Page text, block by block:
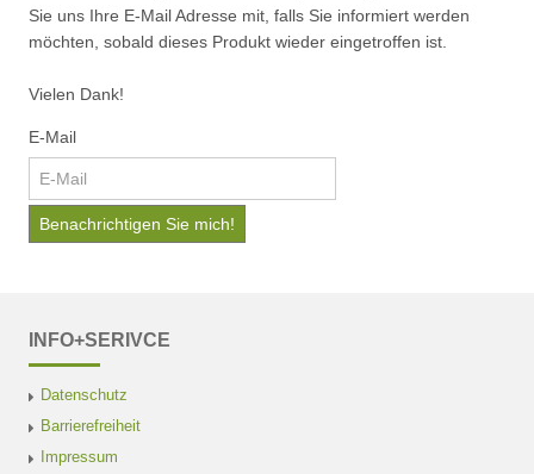
Sie uns Ihre E-Mail Adresse mit, falls Sie informiert werden
möchten, sobald dieses Produkt wieder eingetroffen ist.
Vielen Dank!
E-Mail
INFO+SERIVCE
Datenschutz
Barrierefreiheit
Impressum